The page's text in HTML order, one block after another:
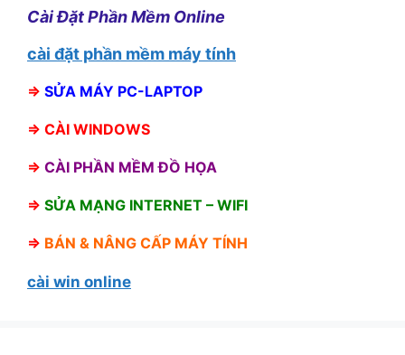
Cài Đặt Phần Mềm Online
cài đặt phần mềm máy tính
⇒ SỬA MÁY PC-LAPTOP
⇒ CÀI WINDOWS
⇒ CÀI PHẦN MỀM ĐỒ HỌA
⇒ SỬA MẠNG INTERNET – WIFI
⇒ BÁN & NÂNG CẤP MÁY TÍNH
cài win online